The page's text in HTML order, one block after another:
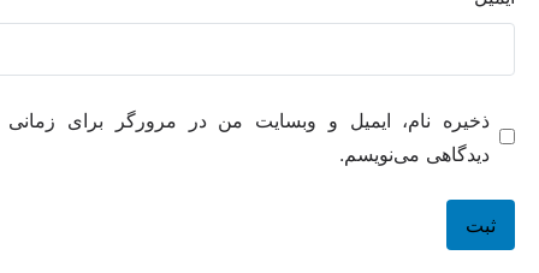
نام، ایمیل و وبسایت من در مرورگر برای زمانی که دوباره
می‌نویسم.